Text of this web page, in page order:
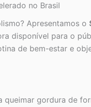
no Brasil
Apresentamos o
disponível para o
de bem-estar e
queimar gordura de